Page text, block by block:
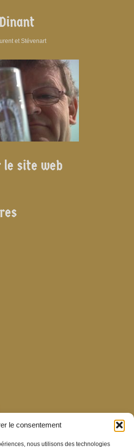
le consentement
nous utilisons des technologies
et Stévenart
le site web